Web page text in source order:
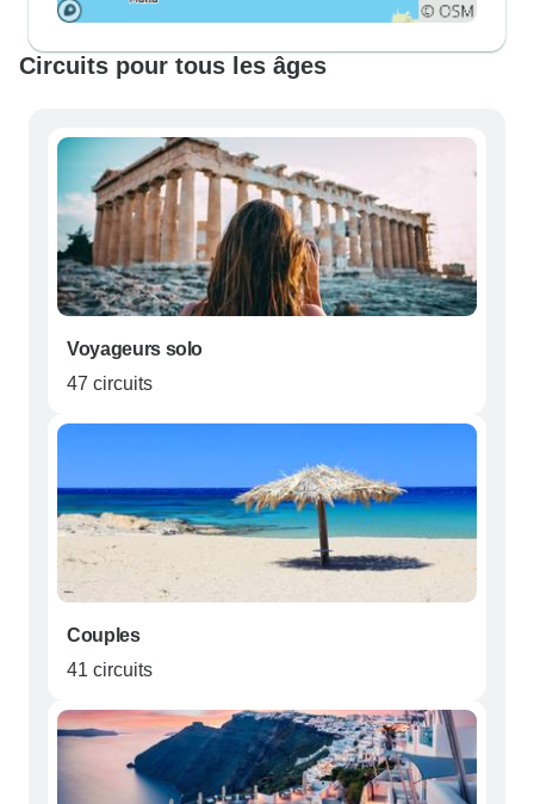
Circuits pour tous les âges
Voyageurs solo
47 circuits
Couples
41 circuits